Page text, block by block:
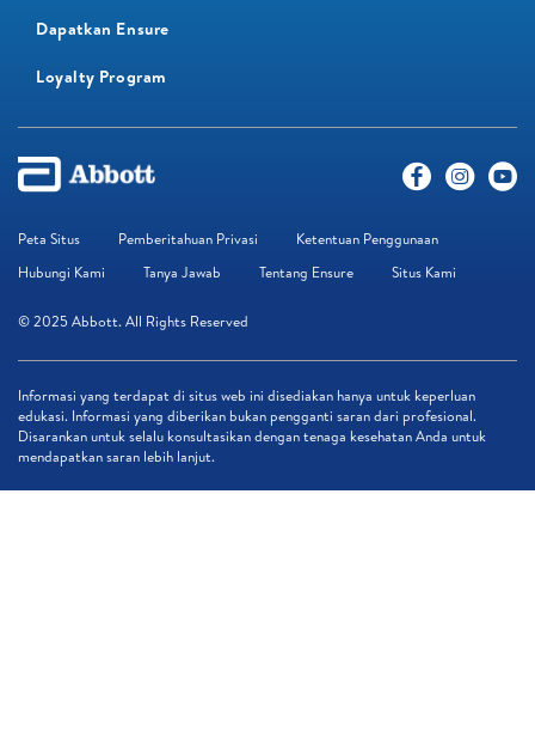
Dapatkan Ensure
Loyalty Program​
Peta Situs Pemberitahuan Privasi
Ketentuan Penggunaan
Hubungi Kami
Tanya Jawab Tentang Ensure Situs Kami
© 2025 Abbott. All Rights Reserved
Informasi yang terdapat di situs web ini disediakan hanya untuk keperluan
edukasi. Informasi yang diberikan bukan pengganti saran dari profesional.
Disarankan untuk selalu konsultasikan dengan tenaga kesehatan Anda untuk
mendapatkan saran lebih lanjut.